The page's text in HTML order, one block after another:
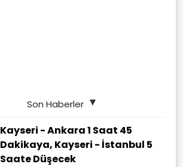
Son Haberler
Kayseri - Ankara 1 Saat 45
Dakikaya, Kayseri - İstanbul 5
Saate Düşecek